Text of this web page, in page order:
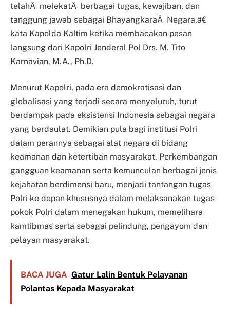
telahÂ melekatÂ berbagai tugas, kewajiban, dan
tanggung jawab sebagai BhayangkaraÂ Negara,â€
kata Kapolda Kaltim ketika membacakan pesan
langsung dari Kapolri Jenderal Pol Drs. M. Tito
Karnavian, M.A., Ph.D.
Menurut Kapolri, pada era demokratisasi dan
globalisasi yang terjadi secara menyeluruh, turut
berdampak pada eksistensi Indonesia sebagai negara
yang berdaulat. Demikian pula bagi institusi Polri
dalam perannya sebagai alat negara di bidang
keamanan dan ketertiban masyarakat. Perkembangan
gangguan keamanan serta kemunculan berbagai jenis
kejahatan berdimensi baru, menjadi tantangan tugas
Polri ke depan khususnya dalam melaksanakan tugas
pokok Polri dalam menegakan hukum, memelihara
kamtibmas serta sebagai pelindung, pengayom dan
pelayan masyarakat.
BACA JUGA Gatur Lalin Bentuk Pelayanan
Polantas Kepada Masyarakat